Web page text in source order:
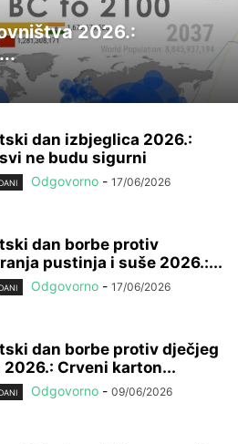
2026.:
dan izbjeglica 2026.:
ne budu sigurni
Odgovorno - 17/06/2026
dan borbe protiv
pustinja i suše 2026.:...
Odgovorno - 17/06/2026
dan borbe protiv dječjeg
2026.: Crveni karton...
Odgovorno - 09/06/2026